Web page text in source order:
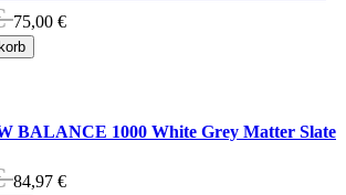
75,00 €
BALANCE 1000 White Grey Matter Slate
84,97 €